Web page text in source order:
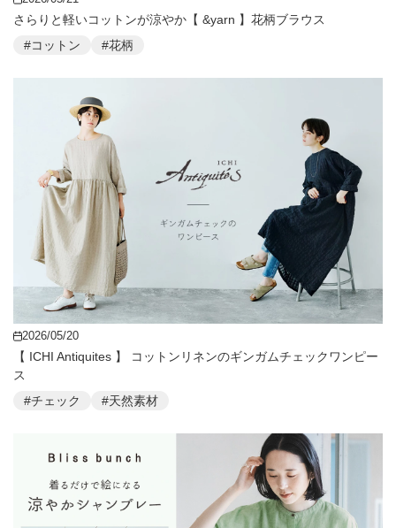
さらりと軽いコットンが涼やか【 &yarn 】花柄ブラウス
#コットン
#花柄
2026/05/20
【 ICHI Antiquites 】 コットンリネンのギンガムチェックワンピー
ス
#チェック
#天然素材